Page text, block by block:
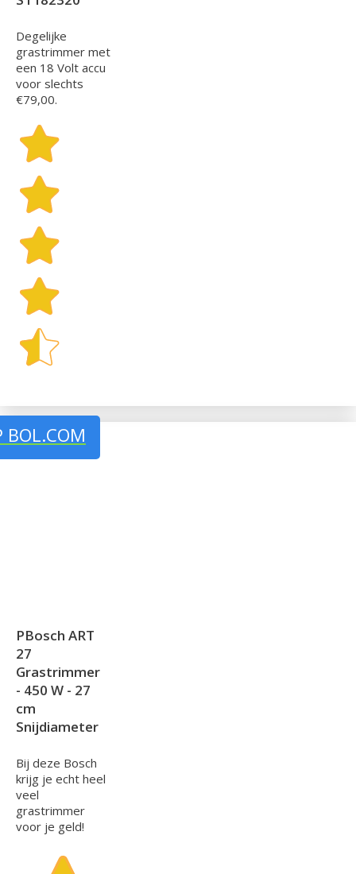
Degelijke
grastrimmer met
een 18 Volt accu
voor slechts
€79,00.
BOL.COM
PBosch ART
27
Grastrimmer
- 450 W - 27
cm
Snijdiameter
Bij deze Bosch
krijg je echt heel
veel
grastrimmer
voor je geld!